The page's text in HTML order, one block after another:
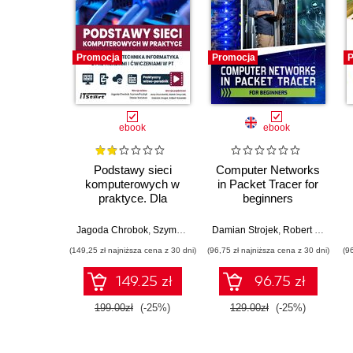
Promocja
ebook
Podstawy sieci
komputerowych w
praktyce. Dla
informatyka z
ćwiczeniami w PT.
Praktyczny
videoporadnik
Jagoda Chrobok Szymon Przybył ,Oliwier Stefański,Jerzy
(149,25 zł najniższa cena z 30 dni)
149.25 zł
199.00zł (-25%)
Promocja
ebook
Computer Networks
in Packet Tracer for
beginners
Damian Strojek Robert Wszelaki
(96,75 zł najniższa cena z 30 dni)
96.75 zł
129.00zł (-25%)